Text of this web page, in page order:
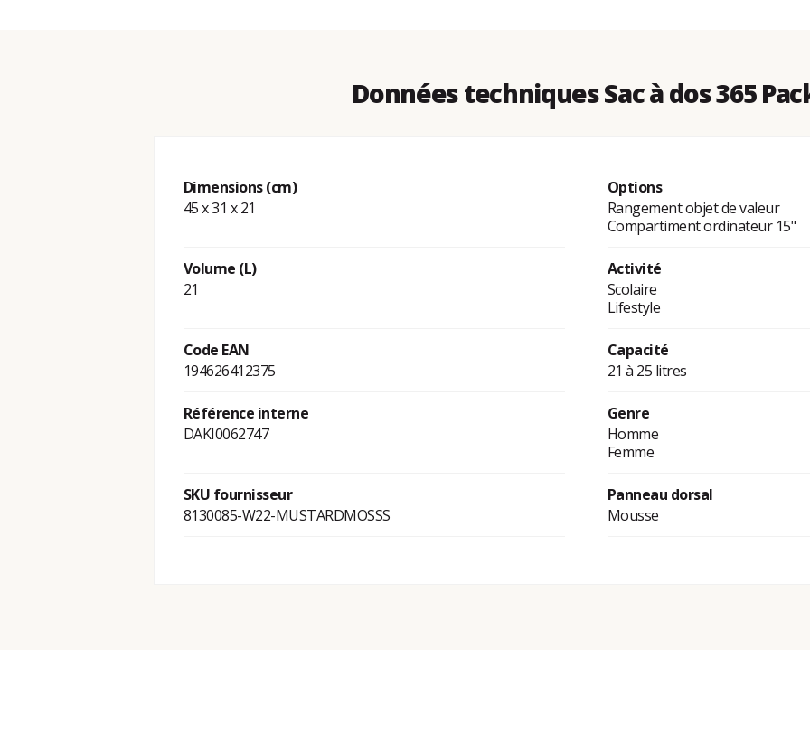
Données techniques Sac à dos 365
Dimensions (cm)
45 x 31 x 21
Options
Rangement objet de valeur
Compartiment ordinateur 15"
Volume (L)
21
Activité
Scolaire
Lifestyle
Code EAN
194626412375
Capacité
21 à 25 litres
Référence interne
DAKI0062747
Genre
Homme
Femme
SKU fournisseur
8130085-W22-MUSTARDMOSSS
Panneau dorsal
Mousse